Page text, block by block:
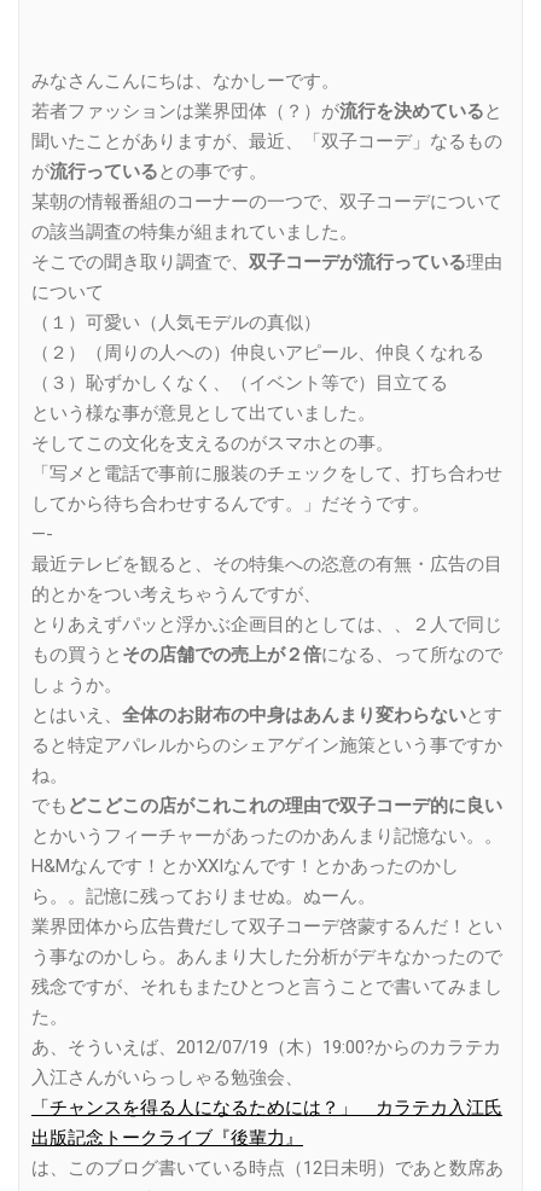
みなさんこんにちは、なかしーです。
若者ファッションは業界団体（？）が流行を決めていると
聞いたことがありますが、最近、「双子コーデ」なるもの
が流行っているとの事です。
某朝の情報番組のコーナーの一つで、双子コーデについて
の該当調査の特集が組まれていました。
そこでの聞き取り調査で、 双子コーデが流行っている理由
について
（１）可愛い（人気モデルの真似）
（２）（周りの人への）仲良いアピール、仲良くなれる
（３）恥ずかしくなく、（イベント等で）目立てる
という様な事が意見として出ていました。
そしてこの文化を支えるのがスマホとの事。
「写メと電話で事前に服装のチェックをして、打ち合わせ
してから待ち合わせするんです。」だそうです。
—-
最近テレビを観ると、その特集への恣意の有無・広告の目
的とかをつい考えちゃうんですが、
とりあえずパッと浮かぶ企画目的としては、、２人で同じ
もの買うと その店舗での売上が２倍になる、って所なので
しょうか。
とはいえ、 全体のお財布の中身はあんまり変わらないとす
ると特定アパレルからのシェアゲイン施策という事ですか
ね。
でも どこどこの店がこれこれの理由で双子コーデ的に良い
とかいうフィーチャーがあったのかあんまり記憶ない。。
H&Mなんです！とかXXIなんです！とかあったのかし
ら。。記憶に残っておりませぬ。ぬーん。
業界団体から広告費だして双子コーデ啓蒙するんだ！とい
う事なのかしら。あんまり大した分析がデキなかったので
残念ですが、それもまたひとつと言うことで書いてみまし
た。
あ、そういえば、2012/07/19（木）19:00?からのカラテカ
入江さんがいらっしゃる勉強会、
「チャンスを得る人になるためには？」 カラテカ入江氏
出版記念トークライブ『後輩力』
は、このブログ書いている時点（12日未明）であと数席あ